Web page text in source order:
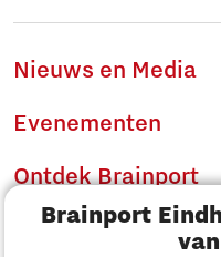
Brainport
Nieuws en Media
Evenementen
Ontdek Brainport
Innovatie